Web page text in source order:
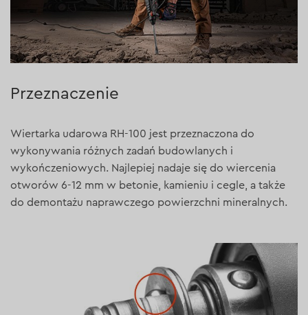
Przeznaczenie
Wiertarka udarowa RH-100 jest przeznaczona do
wykonywania różnych zadań budowlanych i
wykończeniowych. Najlepiej nadaje się do wiercenia
otworów 6-12 mm w betonie, kamieniu i cegle, a także
do demontażu naprawczego powierzchni mineralnych.